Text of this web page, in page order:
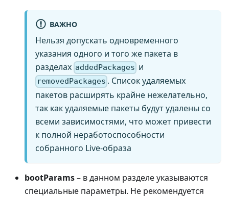
ВАЖНО
Нельзя допускать одновременного
указания одного и того же пакета в
разделах addedPackages и
removedPackages . Список удаляемых
пакетов расширять крайне нежелательно,
так как удаляемые пакеты будут удалены со
всеми зависимостями, что может привести
к полной неработоспособности
собранного Live-образа
bootParams– в данном разделе указываются
специальные параметры. Не рекомендуется